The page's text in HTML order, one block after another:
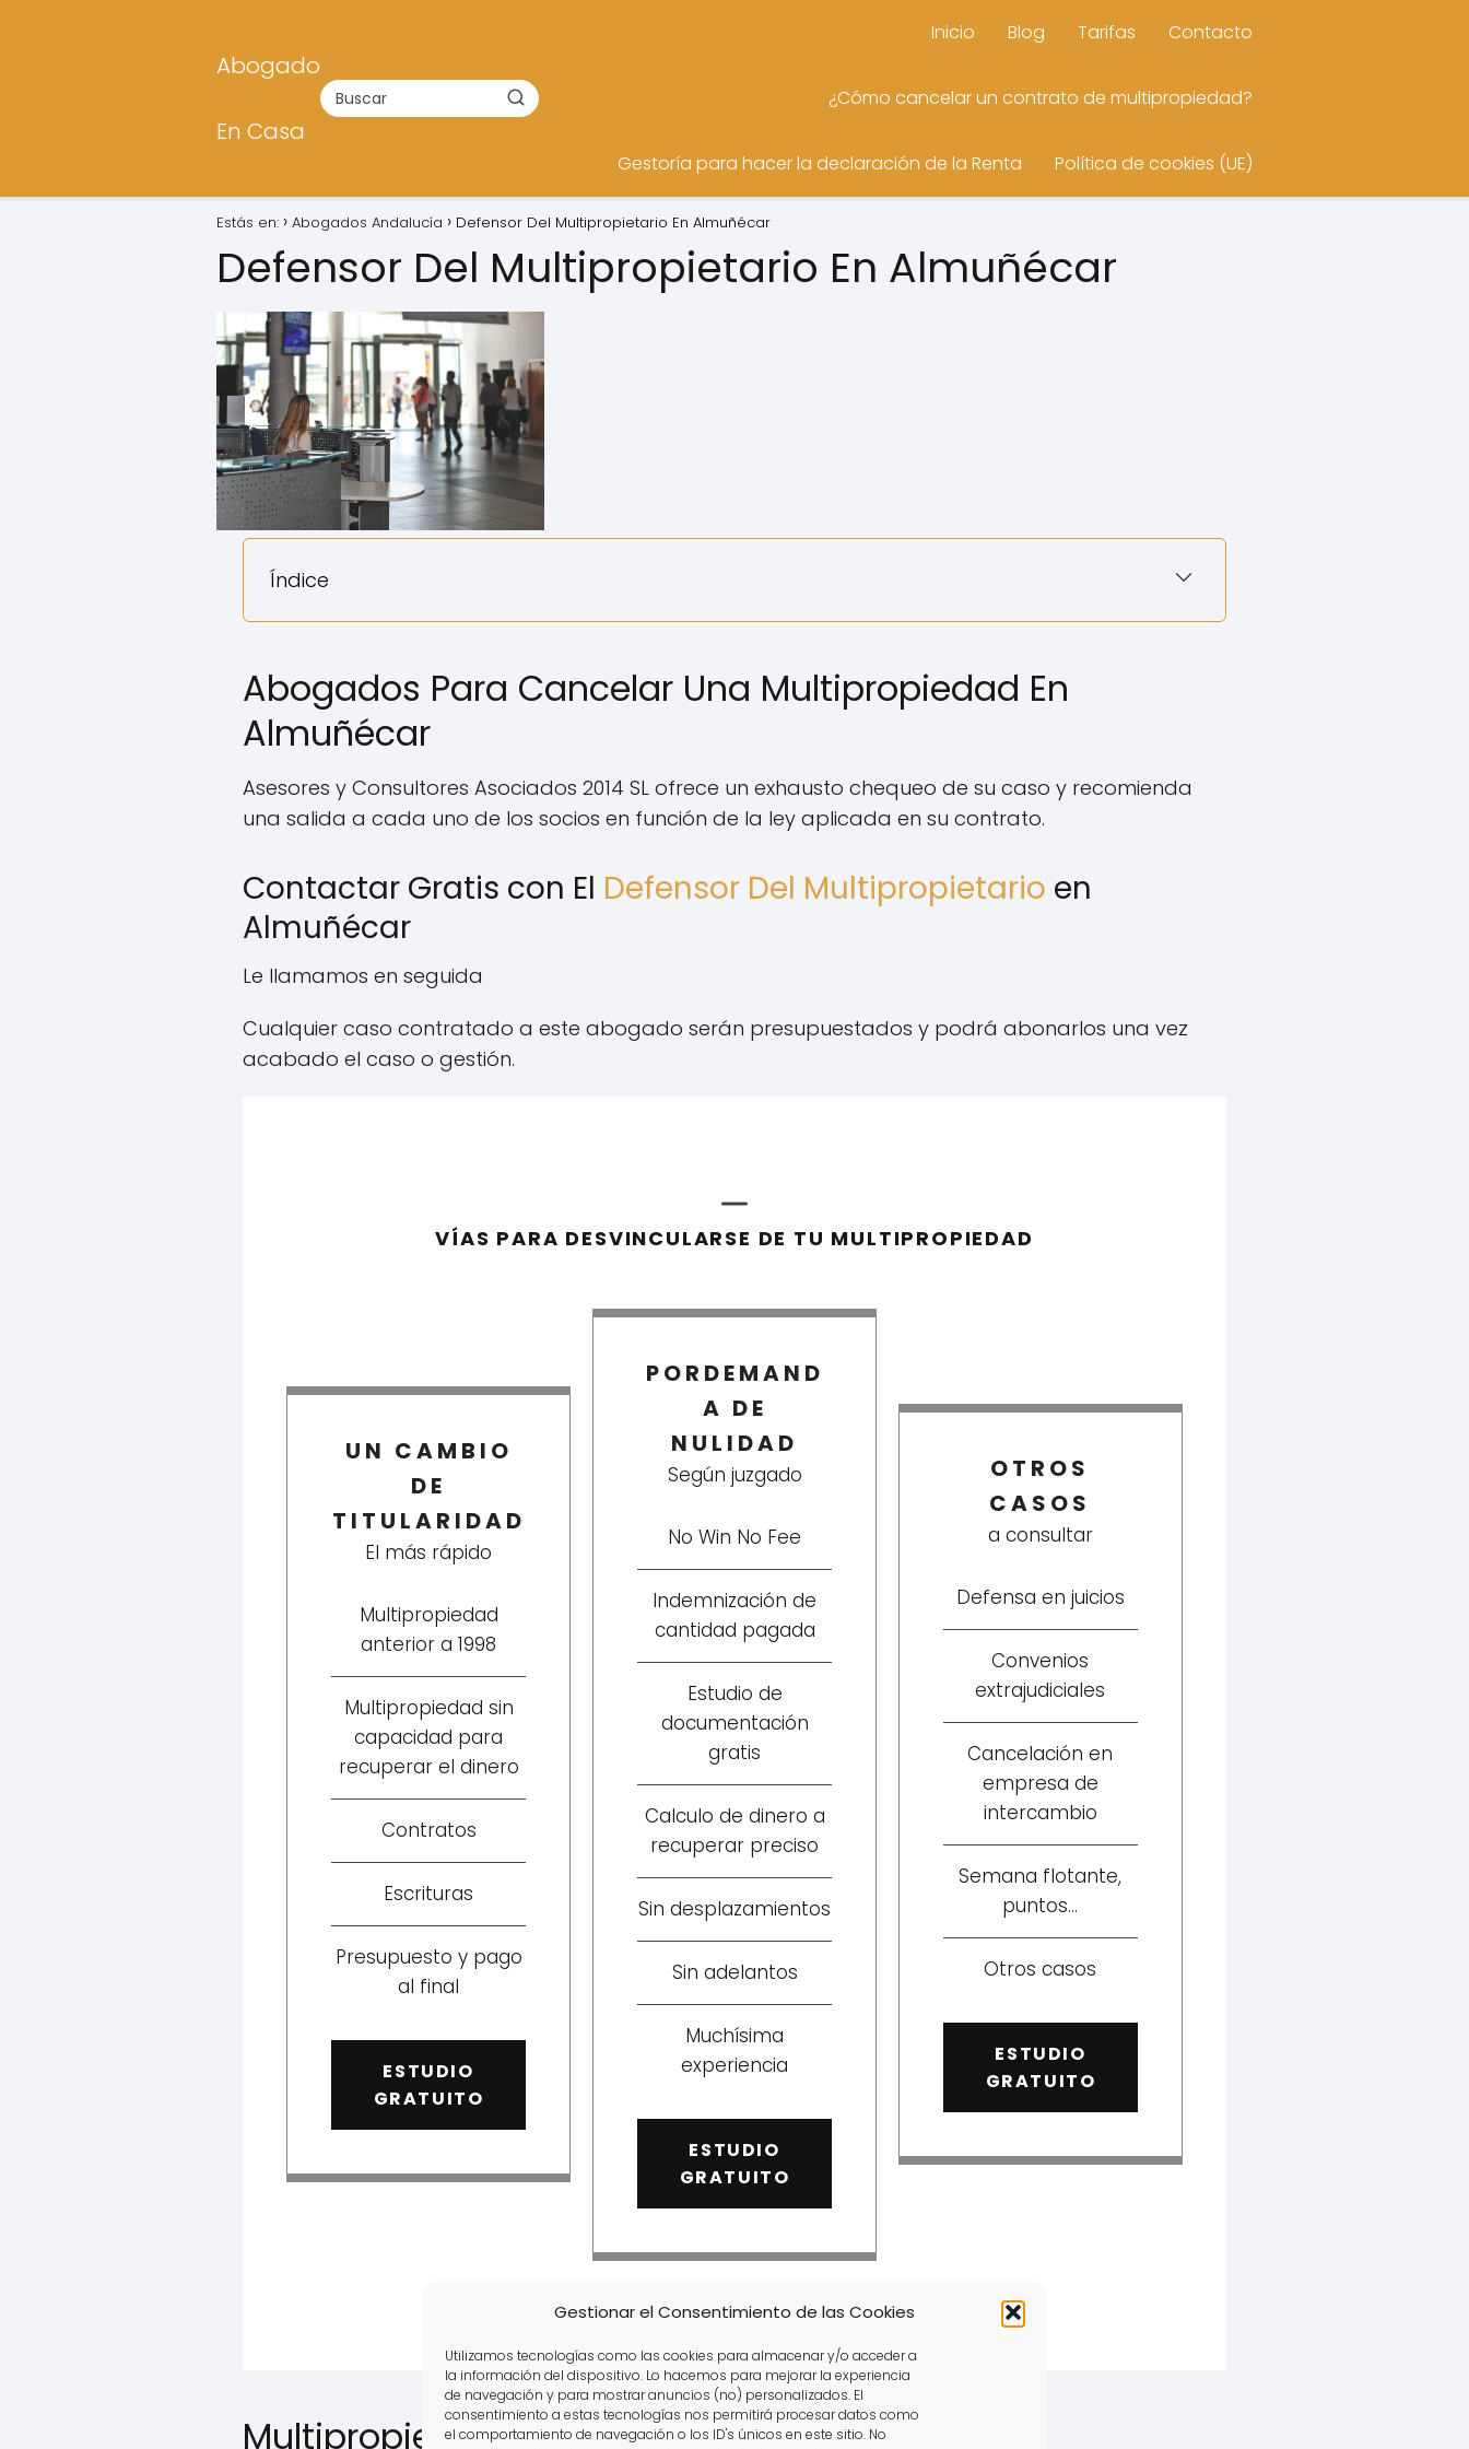
Gestionar el Consentimiento de las Cookies
Utilizamos tecnologías como las cookies para almacenar y/o acceder a
la información del dispositivo. Lo hacemos para mejorar la experiencia
de navegación y para mostrar anuncios (no) personalizados. El
consentimiento a estas tecnologías nos permitirá procesar datos como
el comportamiento de navegación o los ID's únicos en este sitio. No
Abogado
En Casa
Inicio Blog Tarifas Contacto
¿Cómo cancelar un contrato de multipropiedad?
Gestoría para hacer la declaración de la Renta Política de cookies (UE)
Estás en: Abogados Andalucía Defensor Del Multipropietario En Almuñécar
Defensor Del Multipropietario En Almuñécar
Índice
Abogados Para Cancelar Una Multipropiedad En
Almuñécar
Asesores y Consultores Asociados 2014 SL ofrece un exhausto chequeo de su caso y recomienda
una salida a cada uno de los socios en función de la ley aplicada en su contrato.
Contactar Gratis con El Defensor Del Multipropietario en
Almuñécar
Le llamamos en seguida
Cualquier caso contratado a este abogado serán presupuestados y podrá abonarlos una vez
acabado el caso o gestión.
VÍAS PARA DESVINCULARSE DE TU MULTIPROPIEDAD
UN CAMBIO
DE
TITULARIDAD
El más rápido
Multipropiedad
anterior a 1998
Multipropiedad sin
capacidad para
recuperar el dinero
Contratos
Escrituras
Presupuesto y pago
al final
ESTUDIO
GRATUITO
PORDEMAND
A DE
NULIDAD
Según juzgado
No Win No Fee
Indemnización de
cantidad pagada
Estudio de
documentación
gratis
Calculo de dinero a
recuperar preciso
Sin desplazamientos
Sin adelantos
Muchísima
experiencia
ESTUDIO
GRATUITO
OTROS
CASOS
a consultar
Defensa en juicios
Convenios
extrajudiciales
Cancelación en
empresa de
intercambio
Semana flotante,
puntos...
Otros casos
ESTUDIO
GRATUITO
Multipropiedad: Contratos en Almuñécar